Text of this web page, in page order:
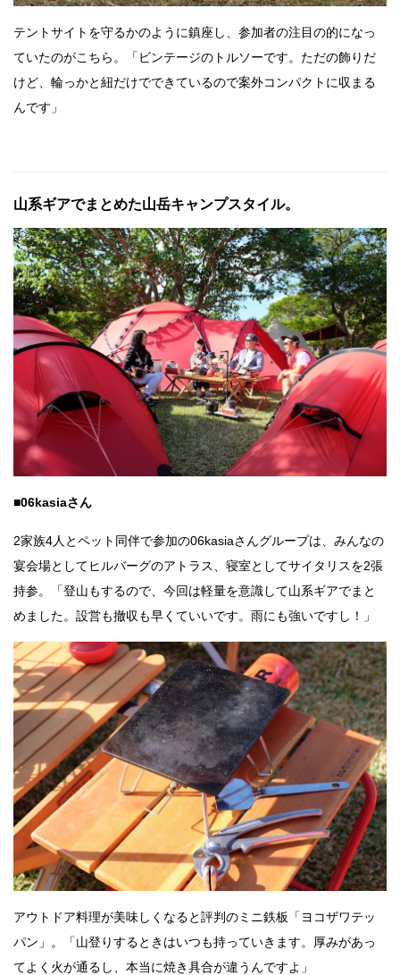
テントサイトを守るかのように鎮座し、参加者の注目の的になっ
ていたのがこちら。「ビンテージのトルソーです。ただの飾りだ
けど、輪っかと紐だけでできているので案外コンパクトに収まる
んです」
山系ギアでまとめた山岳キャンプスタイル。
■06kasiaさん
2家族4人とペット同伴で参加の06kasiaさんグループは、みんなの
宴会場としてヒルバーグのアトラス、寝室としてサイタリスを2張
持参。「登山もするので、今回は軽量を意識して山系ギアでまと
めました。設営も撤収も早くていいです。雨にも強いですし！」
アウトドア料理が美味しくなると評判のミニ鉄板「ヨコザワテッ
パン」。「山登りするときはいつも持っていきます。厚みがあっ
てよく火が通るし、本当に焼き具合が違うんですよ」